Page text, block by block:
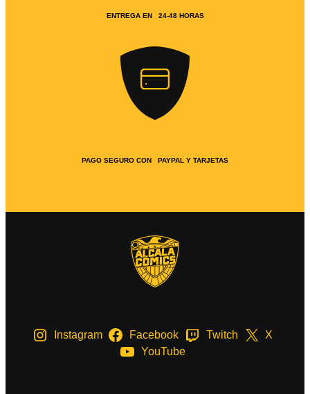
ENTREGA EN 24-48 HORAS
PAGO SEGURO CON PAYPAL Y TARJETAS
Instagram Facebook Twitch
X
YouTube